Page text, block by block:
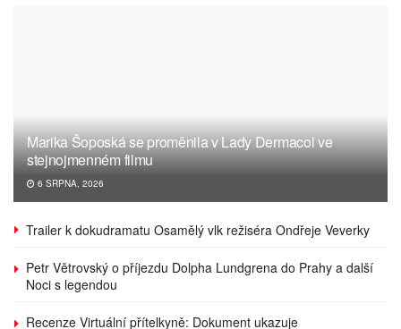
Marika Šoposká se proměnila v Lady Dermacol ve
stejnojmenném filmu
6 SRPNA, 2026
Trailer k dokudramatu Osamělý vlk režiséra Ondřeje Veverky
Petr Větrovský o příjezdu Dolpha Lundgrena do Prahy a další
Noci s legendou
Recenze Virtuální přítelkyně: Dokument ukazuje